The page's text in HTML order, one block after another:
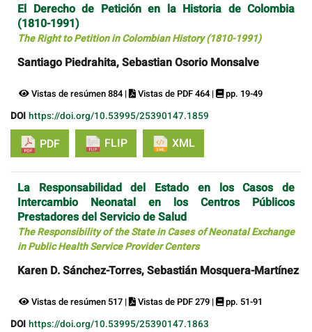
El Derecho de Petición en la Historia de Colombia
(1810-1991)
The Right to Petition in Colombian History (1810-1991)
Santiago Piedrahita, Sebastian Osorio Monsalve
Vistas de resúmen 884 | Vistas de PDF 464 | pp. 19-49
DOI https://doi.org/10.53995/25390147.1859
PDF FLIP XML
La Responsabilidad del Estado en los Casos de
Intercambio Neonatal en los Centros Públicos
Prestadores del Servicio de Salud
The Responsibility of the State in Cases of Neonatal Exchange
in Public Health Service Provider Centers
Karen D. Sánchez-Torres, Sebastián Mosquera-Martínez
Vistas de resúmen 517 | Vistas de PDF 279 | pp. 51-91
DOI https://doi.org/10.53995/25390147.1863